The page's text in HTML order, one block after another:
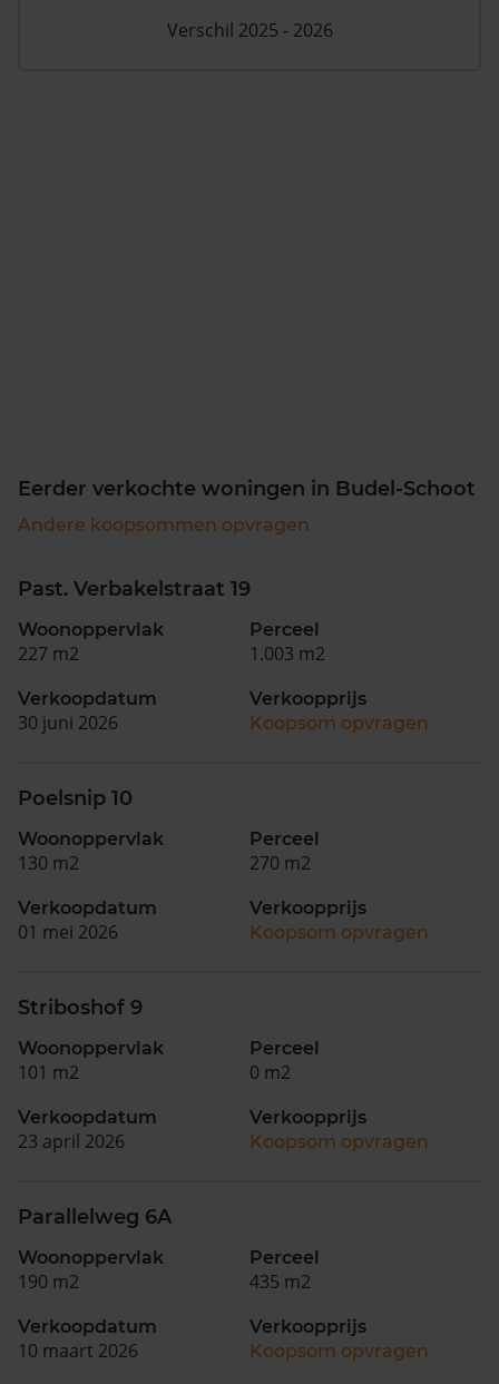
Verschil 2025 - 2026
Eerder verkochte woningen in Budel-Schoot
Andere koopsommen opvragen
Past. Verbakelstraat 19
Woonoppervlak
227 m2
Perceel
1.003 m2
Verkoopdatum
30 juni 2026
Verkoopprijs
Koopsom opvragen
Poelsnip 10
Woonoppervlak
130 m2
Perceel
270 m2
Verkoopdatum
01 mei 2026
Verkoopprijs
Koopsom opvragen
Striboshof 9
Woonoppervlak
101 m2
Perceel
0 m2
Verkoopdatum
23 april 2026
Verkoopprijs
Koopsom opvragen
Parallelweg 6A
Woonoppervlak
190 m2
Perceel
435 m2
Verkoopdatum
10 maart 2026
Verkoopprijs
Koopsom opvragen